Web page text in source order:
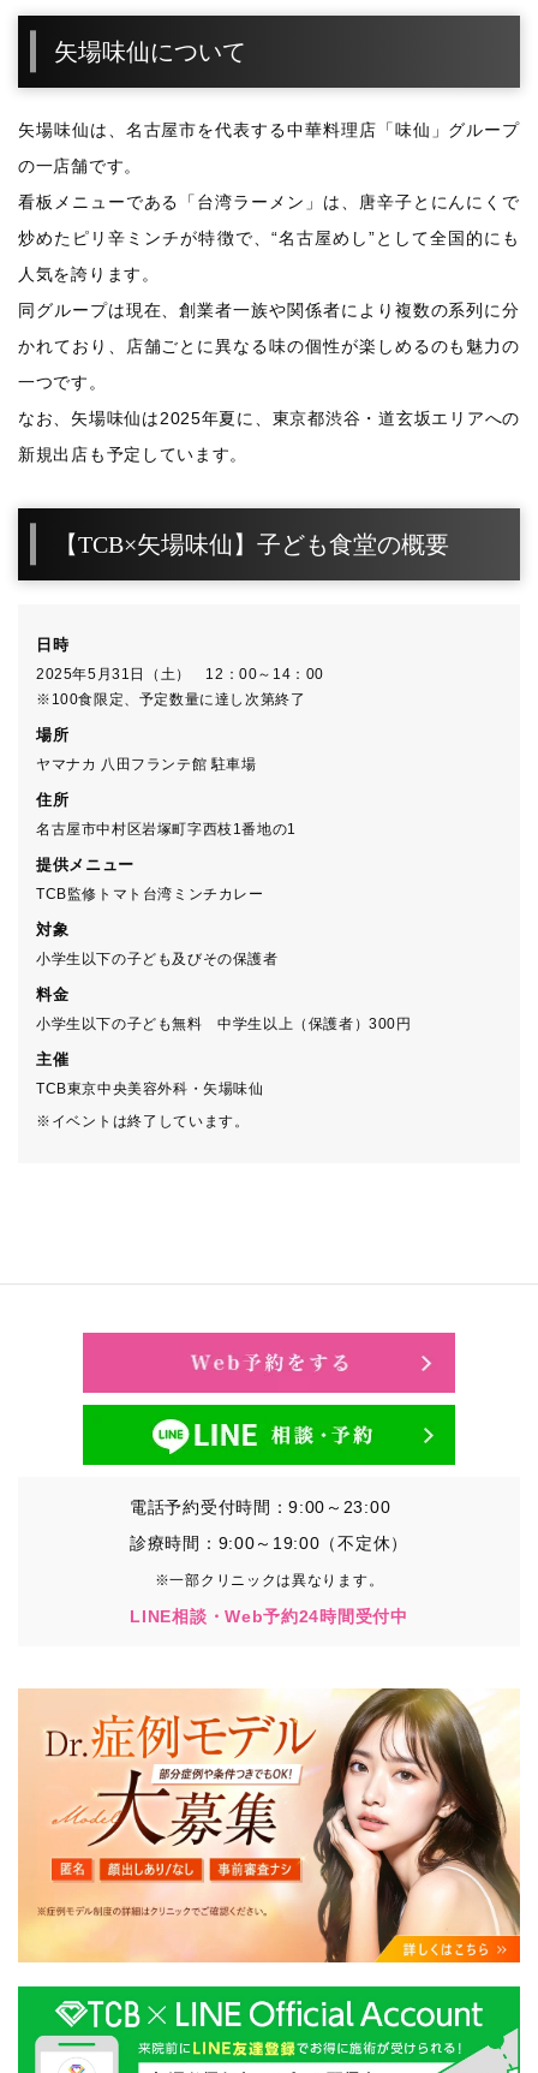
矢場味仙について
矢場味仙は、名古屋市を代表する中華料理店「味仙」グループ
の一店舗です。
看板メニューである「台湾ラーメン」は、唐辛子とにんにくで
炒めたピリ辛ミンチが特徴で、“名古屋めし”として全国的にも
人気を誇ります。
同グループは現在、創業者一族や関係者により複数の系列に分
かれており、店舗ごとに異なる味の個性が楽しめるのも魅力の
一つです。
なお、矢場味仙は2025年夏に、東京都渋谷・道玄坂エリアへの
新規出店も予定しています。
【TCB×矢場味仙】子ども食堂の概要
日時
2025年5月31日（土） 12：00～14：00
※100食限定、予定数量に達し次第終了
場所
ヤマナカ 八田フランテ館 駐車場
住所
名古屋市中村区岩塚町字西枝1番地の1
提供メニュー
TCB監修トマト台湾ミンチカレー
対象
小学生以下の子ども及びその保護者
料金
小学生以下の子ども無料 中学生以上（保護者）300円
主催
TCB東京中央美容外科・矢場味仙
※イベントは終了しています。
電話予約受付時間：9:00～23:00
診療時間：9:00～19:00（不定休）
※一部クリニックは異なります。
LINE相談・Web予約24時間受付中